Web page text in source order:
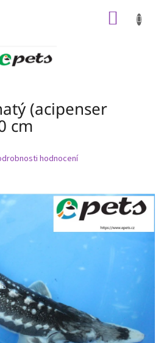
(acipenser
cm
hodnocení